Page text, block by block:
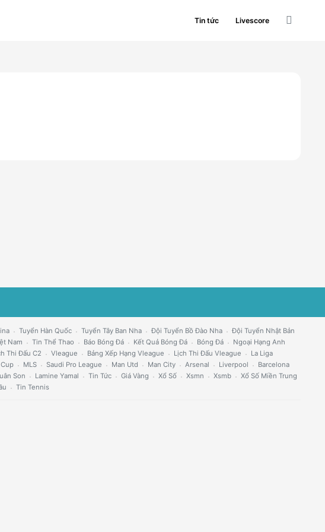
Tin tức Livescore
Tuyển Hàn Quốc Tuyển Tây Ban Nha Đội Tuyển Bồ Đào Nha
Đội Tuyển Nhật Bản
Nam Tin Thể Thao Báo Bóng Đá Kết Quả Bóng Đá Bóng Đá
Ngoại Hạng Anh
Thi Đấu C2 Vleague Bảng Xếp Hạng Vleague Lịch Thi Đấu Vleague
La Liga
MLS Saudi Pro League Man Utd Man City Arsenal Liverpool
Barcelona
Son Lamine Yamal Tin Tức Giá Vàng Xổ Số Xsmn Xsmb
Xổ Số Miền Trung
Tin Tennis